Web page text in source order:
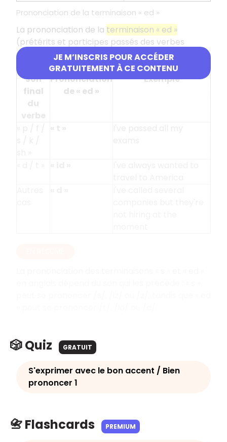
JE M’INSCRIS POUR ACCÉDER
GRATUITEMENT À CE CONTENU
Prononciation de la terminaison « ed »
La prononciation de la terminaison « ed »
(prétérits et participes passés des verbes
réguliers) dépend également du son final qui la
précède.
Son
final
du
Prononciation
de « ed »
Exemple
🎲 Quiz GRATUIT
S'exprimer avec le bon accent / Bien
prononcer 1
📇 Flashcards PREMIUM